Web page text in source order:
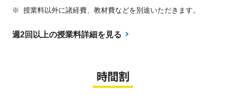
※
授業料以外に諸経費、教材費などを別途いただきます。
週2回以上の授業料詳細を見る
時間割